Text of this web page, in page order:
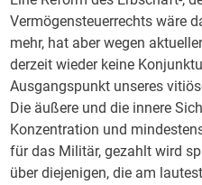
Vermögensteuerrechts wäre
mehr, hat aber wegen
derzeit wieder keine
Ausgangspunkt unseres
Die äußere und die innere
Konzentration und
für das Militär, gezahlt wird
über diejenigen, die am